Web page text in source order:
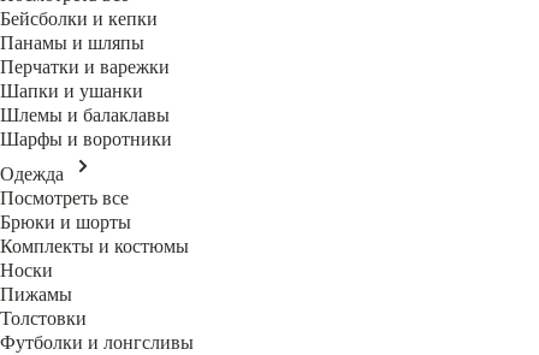
Бейсболки и кепки
Панамы и шляпы
Перчатки и варежки
Шапки и ушанки
Шлемы и балаклавы
Шарфы и воротники
Одежда
Посмотреть все
Брюки и шорты
Комплекты и костюмы
Носки
Пижамы
Толстовки
Футболки и лонгсливы